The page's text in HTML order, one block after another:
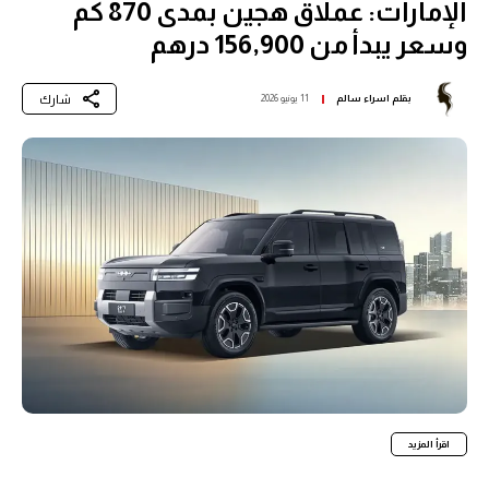
الإمارات: عملاق هجين بمدى 870 كم
وسعر يبدأ من 156,900 درهم
بقلم اسراء سالم 11 يونيو 2026 شارك
اقرأ المزيد